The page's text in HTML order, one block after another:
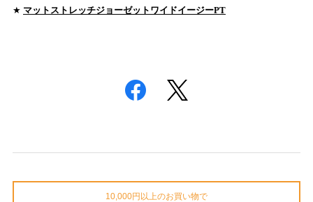
★ マットストレッチジョーゼットワイドイージーPT
10,000円以上のお買い物で